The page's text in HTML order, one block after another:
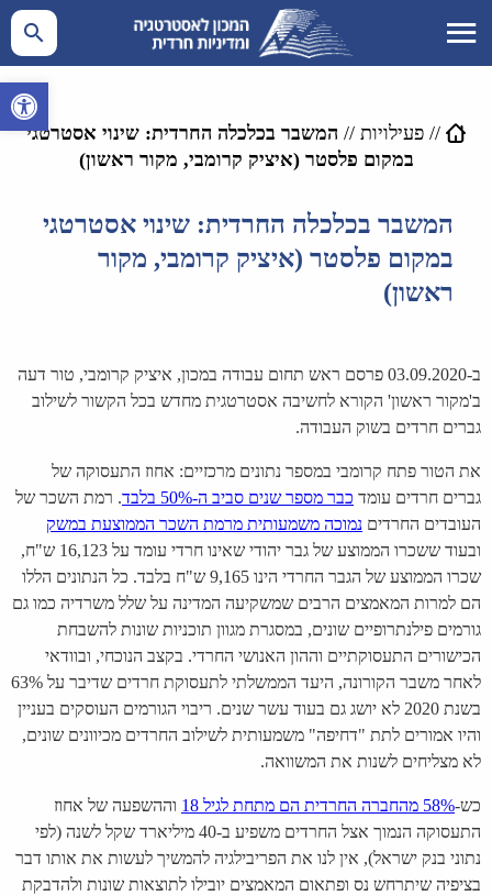
פתח
// פעילויות // המשבר בכלכלה החרדית: שינוי אסטרטגי
במקום פלסטר (איציק קרומבי, מקור ראשון)
המשבר בכלכלה החרדית: שינוי אסטרטגי
במקום פלסטר (איציק קרומבי, מקור
ראשון)
ב-03.09.2020 פרסם ראש תחום עבודה במכון, איציק קרומבי, טור דעה
ב'מקור ראשון' הקורא לחשיבה אסטרטגית מחדש בכל הקשור לשילוב
גברים חרדים בשוק העבודה.
את הטור פתח קרומבי במספר נתונים מרכזיים: אחוז התעסוקה של
גברים חרדים עומד כבר מספר שנים סביב ה-50% בלבד
. רמת השכר של
העובדים החרדים נמוכה משמעותית מרמת השכר הממוצעת במשק
ובעוד ששכרו הממוצע של גבר יהודי שאינו חרדי עומד על 16,123 ש"ח,
שכרו הממוצע של הגבר החרדי הינו 9,165 ש"ח בלבד. כל הנתונים הללו
הם למרות המאמצים הרבים שמשקיעה המדינה על שלל משרדיה כמו גם
גורמים פילנתרופיים שונים, במסגרת מגוון תוכניות שונות להשבחת
הכישורים התעסוקתיים וההון האנושי החרדי. בקצב הנוכחי, ובוודאי
לאחר משבר הקורונה, היעד הממשלתי לתעסוקת חרדים שדיבר על 63%
בשנת 2020 לא יושג גם בעוד עשר שנים. ריבוי הגורמים העוסקים בעניין
והיו אמורים לתת "דחיפה" משמעותית לשילוב החרדים מכיוונים שונים,
לא מצליחים לשנות את המשוואה.
כש-58% מהחברה החרדית הם מתחת לגיל 18
וההשפעה של אחוז
התעסוקה הנמוך אצל החרדים משפיע ב-40 מיליארד שקל לשנה (לפי
נתוני בנק ישראל), אין לנו את הפריבילגיה להמשיך לעשות את אותו דבר
בציפיה שיתרחש נס ופתאום המאמצים יובילו לתוצאות שונות ולהדבקת